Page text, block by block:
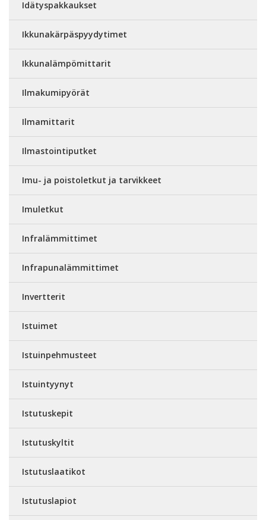
Idätyspakkaukset
Ikkunakärpäspyydytimet
Ikkunalämpömittarit
Ilmakumipyörät
Ilmamittarit
Ilmastointiputket
Imu- ja poistoletkut ja tarvikkeet
Imuletkut
Infralämmittimet
Infrapunalämmittimet
Invertterit
Istuimet
Istuinpehmusteet
Istuintyynyt
Istutuskepit
Istutuskyltit
Istutuslaatikot
Istutuslapiot